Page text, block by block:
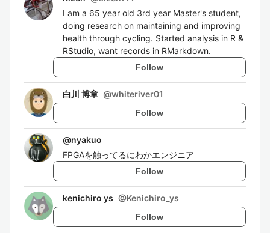
I am a 65 year old 3rd year Master's student,
doing research on maintaining and improving
health through cycling. Started analysis in R &
RStudio, want records in RMarkdown.
Follow
白川 博章 @whiteriver01
Follow
@nyakuo
FPGAを触ってるにわかエンジニア
Follow
kenichiro ys @Kenichiro_ys
Follow